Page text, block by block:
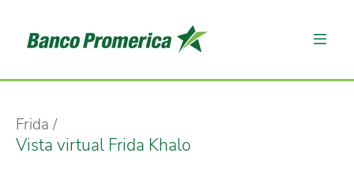
Frida
Vista virtual Frida Khalo